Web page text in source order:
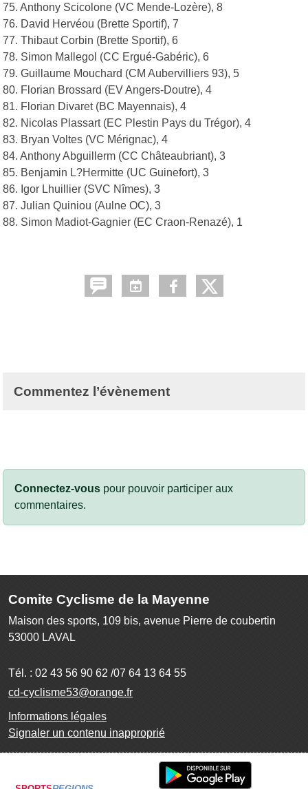
75. Anthony Scicolone (VC Mende-Lozère), 8
76. David Hervéou (Brette Sportif), 7
77. Thibaut Corbin (Brette Sportif), 6
78. Simon Mallegol (CC Ergué-Gabéric), 6
79. Guillaume Mouchard (CM Aubervilliers 93), 5
80. Florian Brossard (EV Angers-Doutre), 4
81. Florian Divaret (BC Mayennais), 4
82. Nicolas Plassart (EC Plestin Pays du Trégor), 4
83. Bryan Voltes (VC Mérignac), 4
84. Anthony Abguillerm (CC Châteaubriant), 3
85. Benjamin L?Hermitte (UC Guinefort), 3
86. Igor Lhuillier (SVC Nîmes), 3
87. Julian Quiniou (Aulne OC), 3
88. Simon Madiot-Gagnier (EC Craon-Renazé), 1
Commentez l’évènement
Connectez-vous pour pouvoir participer aux
commentaires.
Comite Cyclisme de la Mayenne
Maison des sports, 109 bis, avenue Pierre de coubertin
53000 LAVAL
Tél. : 02 43 56 90 62 /07 64 13 64 55
cd-cyclisme53@orange.fr
Informations légales
Signaler un contenu inapproprié